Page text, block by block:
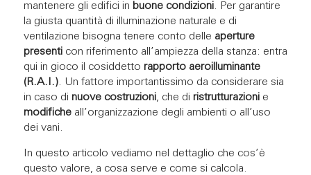
mantenere gli edifici in buone condizioni. Per garantire
la giusta quantità di illuminazione naturale e di
ventilazione bisogna tenere conto delle aperture
presenticon riferimento all’ampiezza della stanza: entra
qui in gioco il cosiddetto rapporto aeroilluminante
(R.A.I.). Un fattore importantissimo da considerare sia
in caso di nuove costruzioni, che di ristrutturazioni e
modifiche all’organizzazione degli ambienti o all’uso
dei vani.
In questo articolo vediamo nel dettaglio che cos’è
questo valore, a cosa serve e come si calcola.